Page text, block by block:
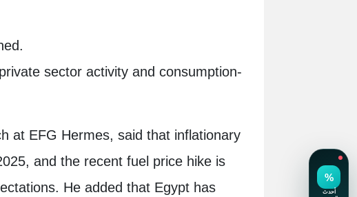
sector activity and consumption-
at EFG Hermes, said that inflationary
and the recent fuel price hike is
He added that Egypt has